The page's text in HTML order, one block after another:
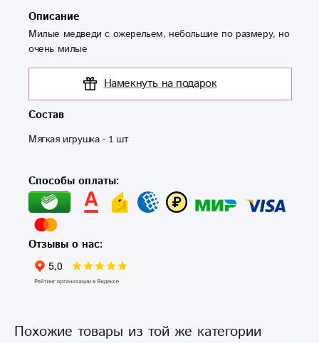
Описание
Милые медведи с ожерельем, небольшие по размеру, но
очень милые
Намекнуть на подарок
Состав
Мягкая игрушка - 1 шт
Способы оплаты:
Отзывы о нас:
Похожие товары из той же категории